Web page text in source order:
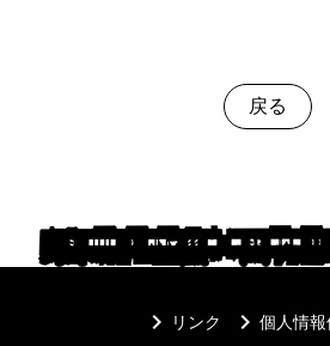
戻る
keyboard_arrow_right リンク keyboard_arrow_right 個人情